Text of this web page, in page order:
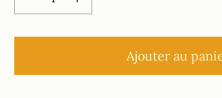
Ajouter au